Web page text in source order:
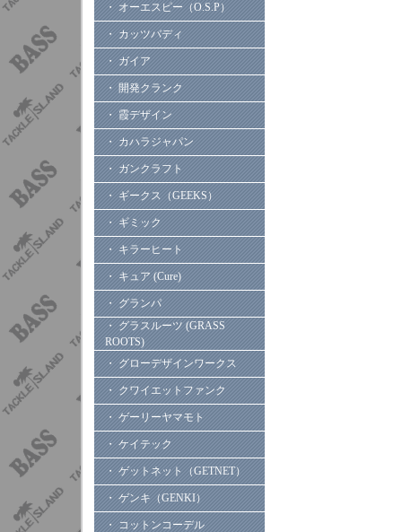
・ オーエスピー（O.S.P）
・ カッツバディ
・ ガイア
・ 開発クランク
・ 霞デザイン
・ カハラジャパン
・ ガンクラフト
・ ギークス（GEEKS）
・ ギミック
・ キラーヒート
・ キュア (Cure)
・ グランパ
・ グラスルーツ (GRASS
ROOTS)
・ グローデザインワークス
・ クワイエットファンク
・ ゲーリーヤマモト
・ ケイテック
・ ゲットネット（GETNET）
・ ゲンキ（GENKI）
・ コットンコーデル